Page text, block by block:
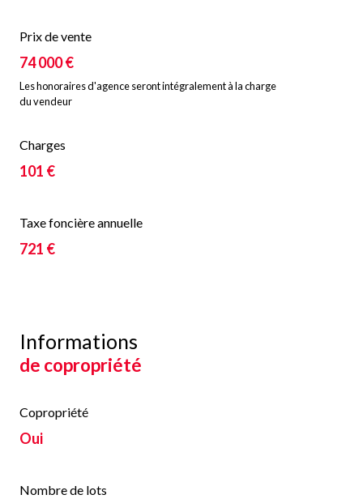
Prix de vente
74 000 €
Les honoraires d'agence seront intégralement à la charge
du vendeur
Charges
101 €
Taxe foncière annuelle
721 €
Informations
de copropriété
Copropriété
Oui
Nombre de lots